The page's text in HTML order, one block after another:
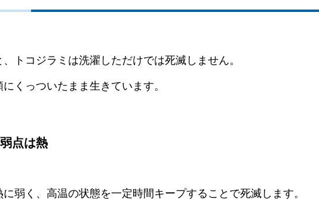
トコジラミは洗濯しただけでは死滅しません。
くっついたまま生きています。
点は熱
に弱く、高温の状態を一定時間キープすることで死滅します。